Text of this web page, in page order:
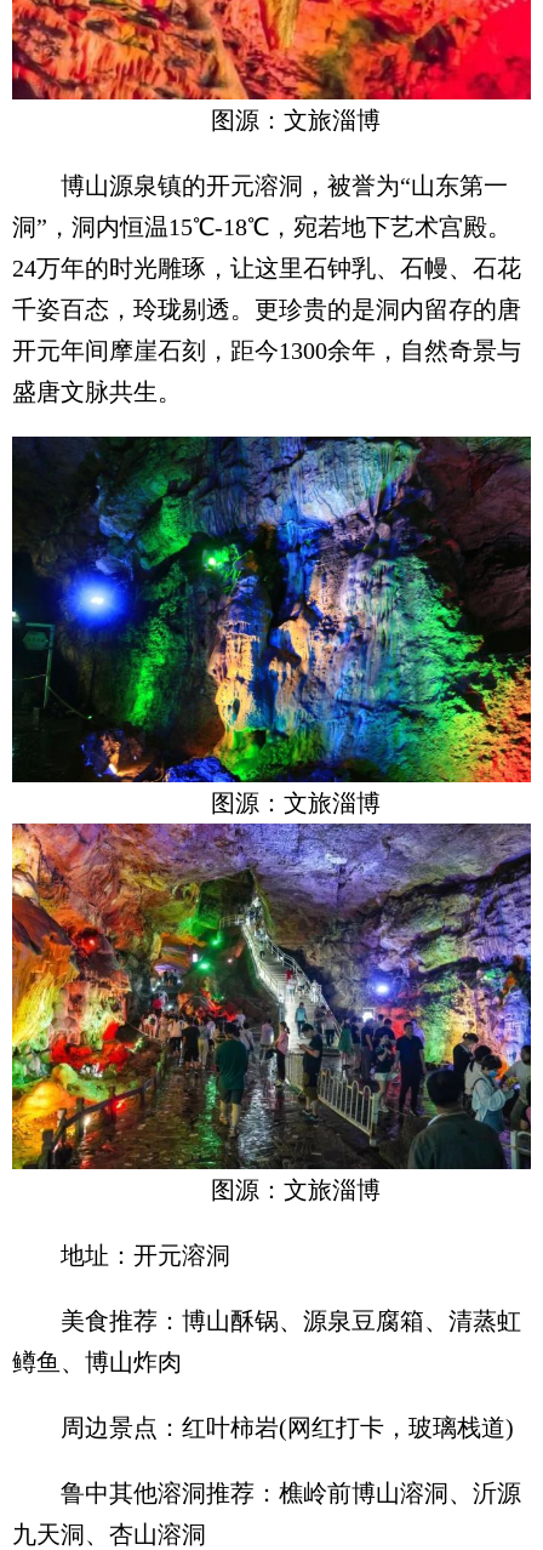
图源：文旅淄博
博山源泉镇的开元溶洞，被誉为“山东第一
洞”，洞内恒温15℃-18℃，宛若地下艺术宫殿。
24万年的时光雕琢，让这里石钟乳、石幔、石花
千姿百态，玲珑剔透。更珍贵的是洞内留存的唐
开元年间摩崖石刻，距今1300余年，自然奇景与
盛唐文脉共生。
图源：文旅淄博
图源：文旅淄博
地址：开元溶洞
美食推荐：博山酥锅、源泉豆腐箱、清蒸虹
鳟鱼、博山炸肉
周边景点：红叶柿岩(网红打卡，玻璃栈道)
鲁中其他溶洞推荐：樵岭前博山溶洞、沂源
九天洞、杏山溶洞